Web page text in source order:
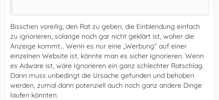
Bisschen voreilig, den Rat zu geben, die Einblendung einfach
zu ignorieren, solange noch gar nicht geklärt ist, woher die
Anzeige kommt… Wenn es nur eine „Werbung“ auf einer
einzelnen Website ist, könnte man es sicher ignorieren. Wenn
es Adware ist, wäre Ignorieren ein ganz schlechter Ratschlag.
Dann muss unbedingt die Ursache gefunden und behoben
werden, zumal dann potenziell auch noch ganz andere Dinge
laufen könnten.